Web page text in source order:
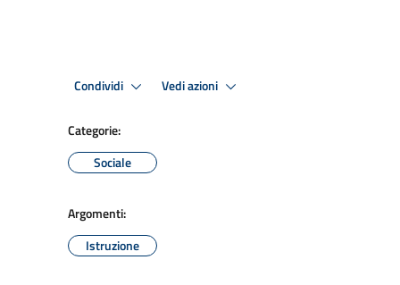
Condividi Vedi azioni
Categorie:
Sociale
Argomenti:
Istruzione